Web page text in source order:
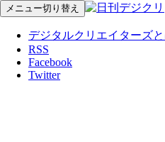
メニュー切り替え
デジタルクリエイターズ
RSS
Facebook
Twitter